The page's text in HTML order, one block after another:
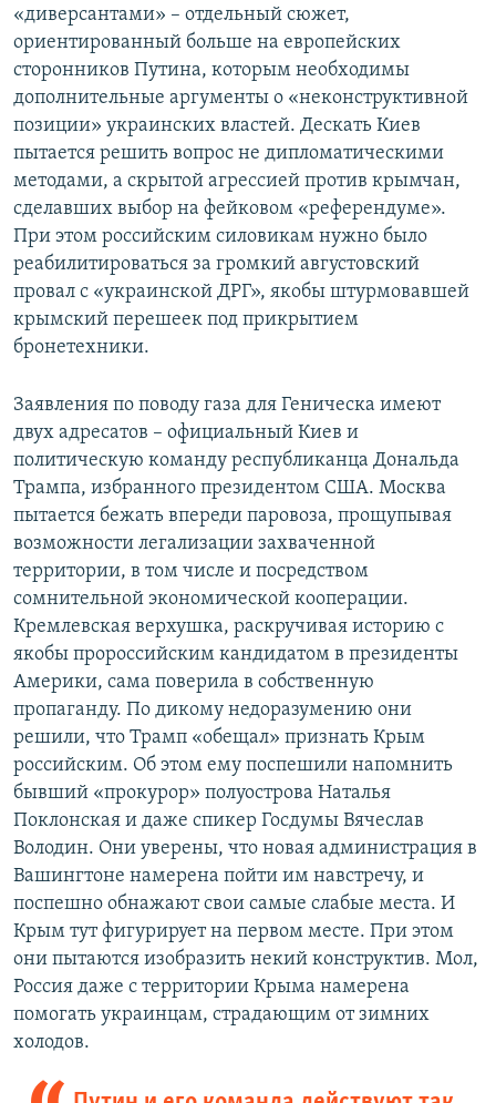
«диверсантами» – отдельный сюжет,
ориентированный больше на европейских
сторонников Путина, которым необходимы
дополнительные аргументы о «неконструктивной
позиции» украинских властей. Дескать Киев
пытается решить вопрос не дипломатическими
методами, а скрытой агрессией против крымчан,
сделавших выбор на фейковом «референдуме».
При этом российским силовикам нужно было
реабилитироваться за громкий августовский
провал с «украинской ДРГ», якобы штурмовавшей
крымский перешеек под прикрытием
бронетехники.
Заявления по поводу газа для Геническа имеют
двух адресатов – официальный Киев и
политическую команду республиканца Дональда
Трампа, избранного президентом США. Москва
пытается бежать впереди паровоза, прощупывая
возможности легализации захваченной
территории, в том числе и посредством
сомнительной экономической кооперации.
Кремлевская верхушка, раскручивая историю с
якобы пророссийским кандидатом в президенты
Америки, сама поверила в собственную
пропаганду. По дикому недоразумению они
решили, что Трамп «обещал» признать Крым
российским. Об этом ему поспешили напомнить
бывший «прокурор» полуострова Наталья
Поклонская и даже спикер Госдумы Вячеслав
Володин. Они уверены, что новая администрация в
Вашингтоне намерена пойти им навстречу, и
поспешно обнажают свои самые слабые места. И
Крым тут фигурирует на первом месте. При этом
они пытаются изобразить некий конструктив. Мол,
Россия даже с территории Крыма намерена
помогать украинцам, страдающим от зимних
холодов.